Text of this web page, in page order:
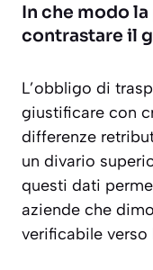
In che modo
contrastare il
L’obbligo di
giustificare con
differenze
un divario
questi dati
aziende che
verificabile verso